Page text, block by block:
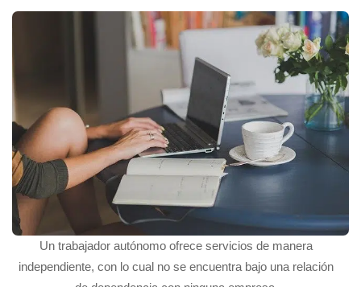
Un trabajador autónomo ofrece servicios de manera
independiente, con lo cual no se encuentra bajo una relación